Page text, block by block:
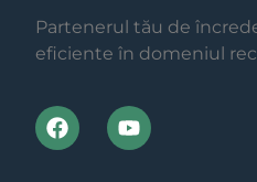
Partenerul tău de
eficiente în domeniul